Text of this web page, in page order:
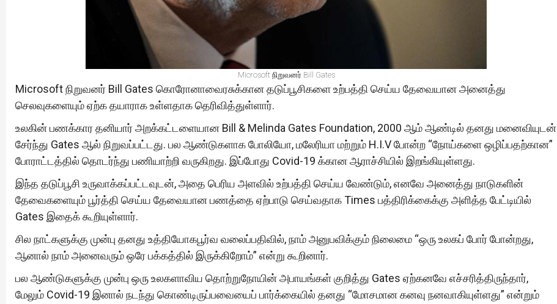
Microsoft நிறுவனர் Bill Gates
Microsoft நிறுவனர் Bill Gates கொரோனாவைரசுக்கான தடுப்பூசிகளை உற்பத்தி செய்ய தேவையான அனைத்து
செலவுகளையும் ஏற்க தயாராக உள்ளதாக தெரிவித்துள்ளார்.
உலகின் பணக்கார தனியார் அறக்கட்டளையான Bill & Melinda Gates Foundation, 2000 ஆம் ஆண்டில் தனது மனைவியுடன்
சேர்ந்து Gates ஆல் நிறுவப்பட்டது. பல ஆண்டுகளாக போலியோ, மலேரியா மற்றும் H.I.V போன்ற “நோய்களை ஒழிப்பதற்கான”
போராட்டத்தில் தொடர்ந்து பணியாற்றி வருகிறது. இப்போது Covid-19 க்கான ஆராச்சியில் இறங்கியுள்ளது.
இந்த தடுப்பூசி உருவாக்கப்பட்டவுடன், அதை பெரிய அளவில் உற்பத்தி செய்ய வேண்டும், எனவே அனைத்து நாடுகளின்
தேவைகளையும் பூர்த்தி செய்ய தேவையான பணத்தை ஏற்பாடு செய்வதாக Times பத்திரிக்கைக்கு அளித்த பேட்டியில்
Gates இதைக் கூறியுள்ளார்.
சில நாட்களுக்கு முன்பு தனது உத்தியோகபூர்வ வலைப்பதிவில், நாம் அனுபவிக்கும் நிலைமை “ஒரு உலகப் போர் போன்றது,
ஆனால் நாம் அனைவரும் ஒரே பக்கத்தில் இருக்கிறோம்” என்று கூறினார்.
பல ஆண்டுகளுக்கு முன்பு ஒரு உலகளாவிய தொற்றுநோயின் அபாயங்கள் குறித்து Gates ஏற்கனவே எச்சரித்திருந்தார்,
மேலும் Covid-19 இனால் நடந்து கொண்டிருப்பவையைப் பார்க்கையில் தனது “மோசமான கனவு நனவாகியுள்ளது” என்றும்